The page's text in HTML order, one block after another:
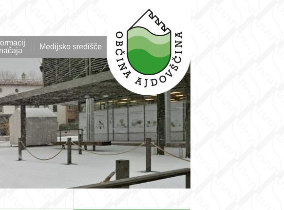
Medijsko središče